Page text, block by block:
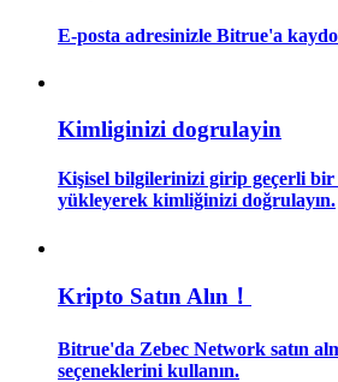
Ticaret stratejileri
E-posta adresinizle Bitrue'a
Kimliginizi dogrulayin
Kişisel bilgilerinizi girip geçerli
yükleyerek kimliğinizi doğrulayın.
Kripto Satın Alın！
Bitrue'da Zebec Network satın
seçeneklerini kullanın.